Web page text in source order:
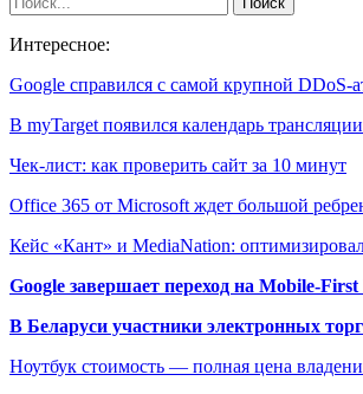
Интересное:
Google справился с самой крупной DDoS-
В myTarget появился календарь
Чек-лист: как проверить сайт за 10 минут
Office 365 от Microsoft ждет большой
Кейс «Кант» и MediaNation:
Google завершает переход на Mobile-
В Беларуси участники электронных
Ноутбук стоимость — полная цена